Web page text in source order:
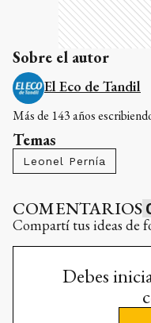
Sobre el autor
El Eco de Tandil
Más de 143 años
Temas
Leonel Pernía
COMENTARIOS
Compartí tus ideas de
Debes